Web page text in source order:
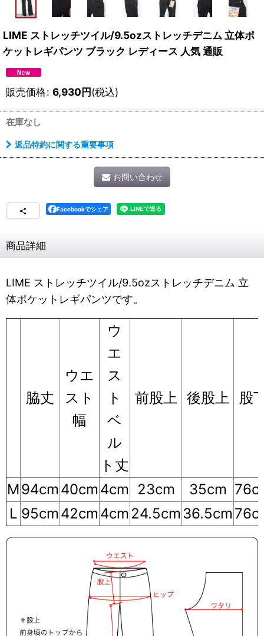
LIME ストレッチツイル/9.5ozストレッチデニム 立体ポ
ケットレギパンツ ブラック レディース 人気 通販
販売価格: 6,930円(税込)
在庫なし
返品特約に関する重要事項
お問い合わせ
Facebookでシェア
商品詳細
LIME ストレッチツイル/9.5ozストレッチデニム 立
体ポケットレギパンツです。
脇丈
ウエ
スト
幅
ウ
エ
ス
ト
ベ
ル
ト丈
前股上 後股上 股
M94cm 40cm 4cm 23cm 35cm
L 95cm 42cm 4cm 24.5cm 36.5cm